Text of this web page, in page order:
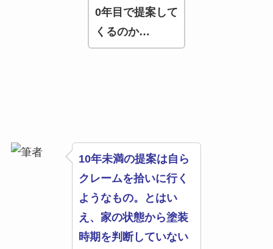
0年目で提案して
くるのか…
10年未満の提案は自ら
クレームを拾いに行く
ようなもの。とはい
え、家の状態から塗装
時期を判断していない